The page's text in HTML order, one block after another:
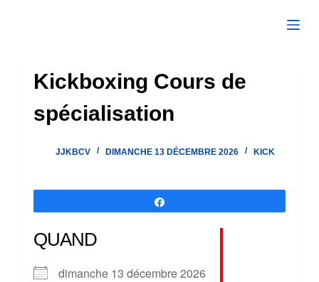
Kickboxing Cours de
spécialisation
JJKBCV DIMANCHE 13 DÉCEMBRE 2026 KICK
QUAND
dimanche 13 décembre 2026